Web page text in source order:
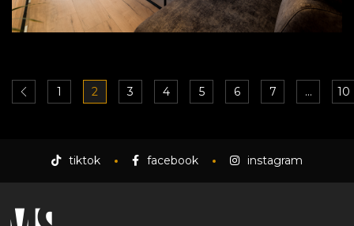
1 2 3 4 5 6 7 … 10
tiktok facebook instagram